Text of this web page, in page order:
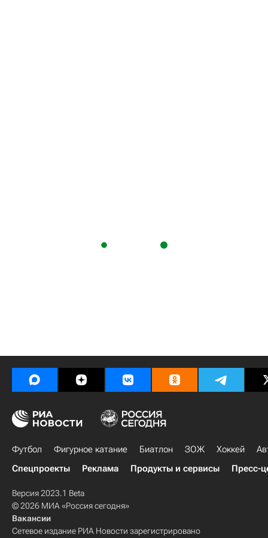
Футбол Фигурное катание Биатлон ЗОЖ Хоккей
Спецпроекты
Реклама Продукты и сервисы Пресс-
Версия 2023.1 Beta
© 2026 МИА «Россия сегодня»
Вакансии
Сетевое издание РИА Новости зарегистрировано